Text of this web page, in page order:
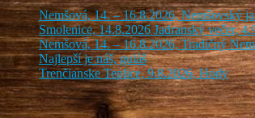
Nemšová, 14. – 16.8.2026, Nemšovský
Smolenice, 14.8.2026 Jadranský večer,
Nemšová, 14. – 16.8.2026, Tradičný
Najlepší je náš, guláš
Trenčianske Teplice, 9.8.2026, Hody